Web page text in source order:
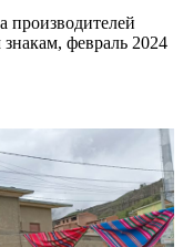
февраль 2024